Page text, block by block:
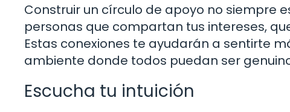
Construir un círculo de apoyo no siempre
personas que compartan tus intereses,
Estas conexiones te ayudarán a sentirte
ambiente donde todos puedan ser
Escucha tu intuición